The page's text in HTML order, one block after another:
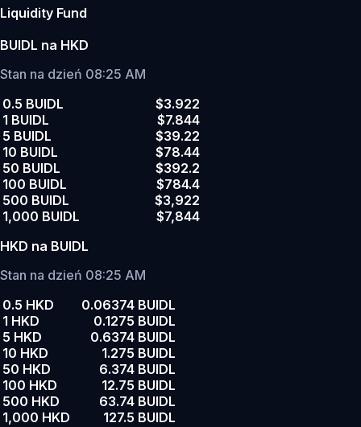
Liquidity Fund
BUIDL na HKD
Stan na dzień 08:25 AM
0.5 BUIDL
$3.922
1 BUIDL
$7.844
5 BUIDL
$39.22
10 BUIDL
$78.44
50 BUIDL
$392.2
100 BUIDL
$784.4
500 BUIDL
$3,922
1,000 BUIDL
$7,844
HKD na BUIDL
Stan na dzień 08:25 AM
0.5 HKD
0.06374 BUIDL
1 HKD
0.1275 BUIDL
5 HKD
0.6374 BUIDL
10 HKD
1.275 BUIDL
50 HKD
6.374 BUIDL
100 HKD
12.75 BUIDL
500 HKD
63.74 BUIDL
1,000 HKD
127.5 BUIDL